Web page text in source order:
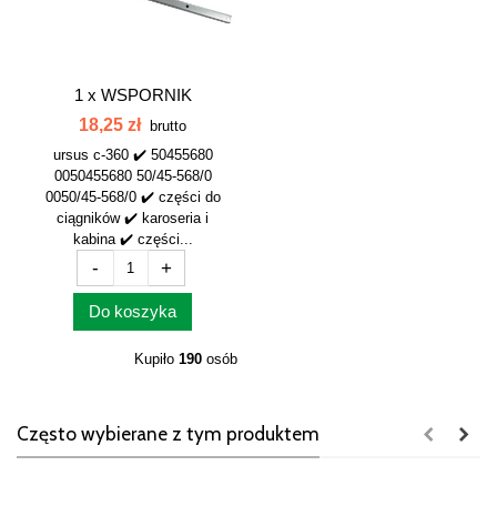
1 x WSPORNIK
AKUMULATORA TYLNY
18,25 zł
brutto
ursus c-360 ✔️ 50455680
0050455680 50/45-568/0
0050/45-568/0 ✔️ części do
ciągników ✔️ karoseria i
kabina ✔️ części...
- +
Do koszyka
Kupiło 190 osób
Często wybierane z tym produktem